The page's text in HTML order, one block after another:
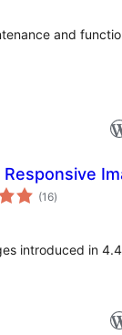
and
Responsive
(16कुल
दर)
introduced in